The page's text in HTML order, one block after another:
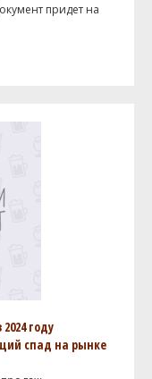
придет на
году
спад на рынке